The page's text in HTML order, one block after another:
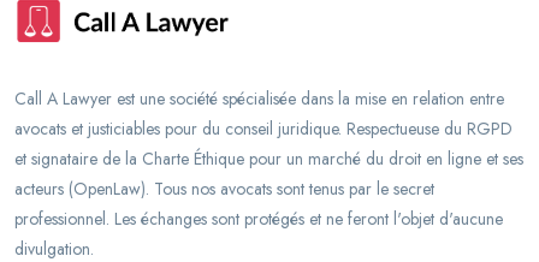
Call A Lawyer est une société spécialisée dans la mise en relation entre
avocats et justiciables pour du conseil juridique. Respectueuse du RGPD
et signataire de la Charte Éthique pour un marché du droit en ligne et ses
acteurs (OpenLaw). Tous nos avocats sont tenus par le secret
professionnel. Les échanges sont protégés et ne feront l'objet d'aucune
divulgation.